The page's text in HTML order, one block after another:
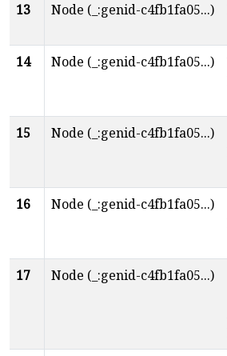
13
Node (_:genid-c4fb1fa05...)
14
Node (_:genid-c4fb1fa05...)
15 Node (_:genid-c4fb1fa05...)
16 Node (_:genid-c4fb1fa05...)
17 Node (_:genid-c4fb1fa05...)